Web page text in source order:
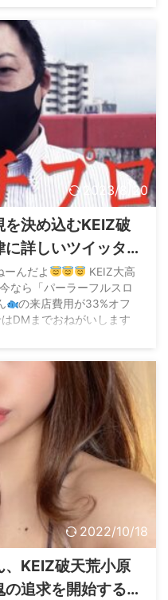
2023/8/20
を決め込むKEIZ破
詳しいツイッタ
はモテないだろ
んだよ
KEIZ大高
なら「パーラーフルスロ
の来店費用が33%オフ
DMまでおねがいします
2022/10/18
、KEIZ破天荒小原
追求を開始する